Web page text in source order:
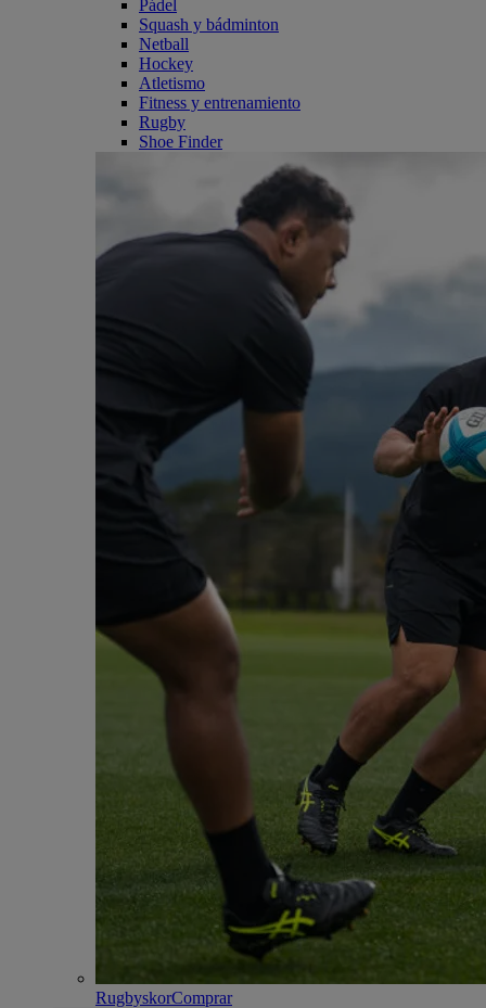
Pádel
Squash y bádminton
Netball
Hockey
Atletismo
Fitness y entrenamiento
Rugby
Shoe Finder
RugbyskorComprar